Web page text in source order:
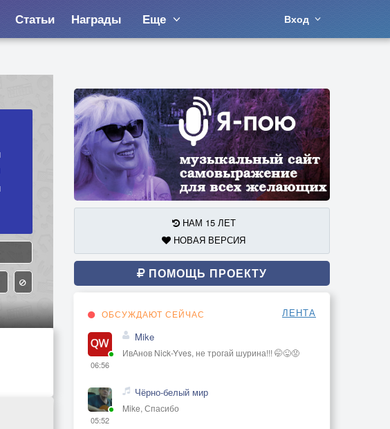
Статьи Награды Еще Вход
НАМ 15 ЛЕТ
НОВАЯ ВЕРСИЯ
ПОМОЩЬ ПРОЕКТУ
ОБСУЖДАЮТ СЕЙЧАС ЛЕНТА
06:56
Mike
ИвАнов Nick-Yves, не трогай шурина!!! 🤭😜😡
05:52
Чёрно-белый мир
Mike, Спасибо